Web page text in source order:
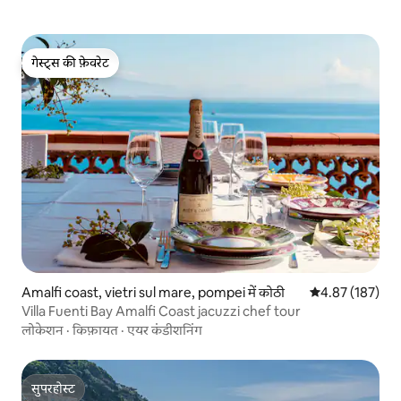
गेस्ट्स की फ़ेवरेट
गेस्ट्स की फ़ेवरेट
Amalfi coast, vietri sul mare, pompei में कोठी औसत रेटिंग 5 में से
4.87 (187)
Villa Fuenti Bay Amalfi Coast jacuzzi chef tour
लोकेशन ·किफ़ायत ·एयर कंडीशनिंग
सुपरहोस्ट